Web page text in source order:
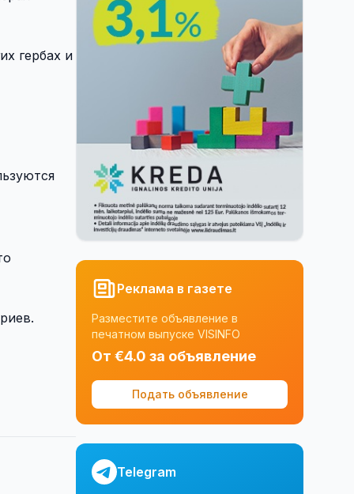
гербах и
Реклама в газете
Разместите объявление в
печатном выпуске VISINFO
От €4.0 за объявление
Подать объявление
Telegram